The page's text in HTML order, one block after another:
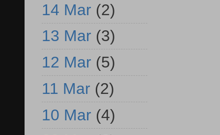
14 Mar (2)
13 Mar (3)
12 Mar (5)
11 Mar (2)
10 Mar (4)